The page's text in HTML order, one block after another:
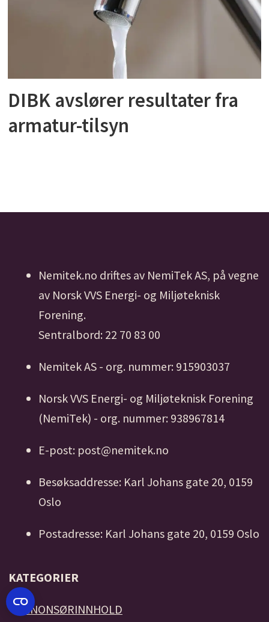
DIBK avslører resultater fra
armatur-tilsyn
Nemitek.no driftes av NemiTek AS, på vegne
av Norsk VVS Energi- og Miljøteknisk
Forening.
Sentralbord: 22 70 83 00
Nemitek AS - org. nummer: 915903037
Norsk VVS Energi- og Miljøteknisk Forening
(NemiTek) - org. nummer: 938967814
E-post: post@nemitek.no
Besøksaddresse: Karl Johans gate 20, 0159
Oslo
Postadresse: Karl Johans gate 20, 0159 Oslo
KATEGORIER
*ANNONSØRINNHOLD